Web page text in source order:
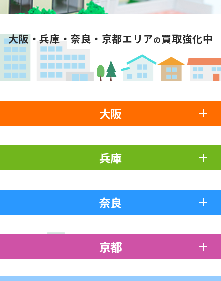
大阪・兵庫・奈良・京都エリアの買取強化中
大阪
兵庫
奈良
京都